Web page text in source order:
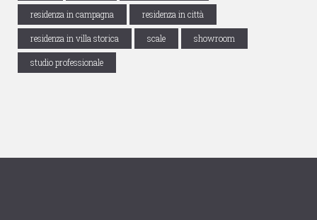
residenza in campagna residenza in città
residenza in villa storica scale showroom
studio professionale